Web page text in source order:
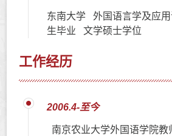
东南大学 外国语言学及应
生毕业 文学硕士学位
工作经历
2006.4-至今
南京农业大学外国语学院教